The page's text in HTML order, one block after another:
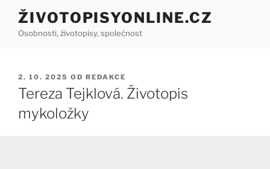
Přejít
obsahu
ŽIVOTOPISYONLINE.CZ
Osobnosti, životopisy, společnost
PUBLIKOVÁNO
2. 10. 2025 OD REDAKCE
Tereza Tejklová. Životopis
mykoložky